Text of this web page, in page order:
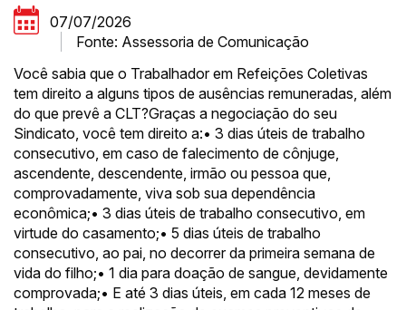
07/07/2026
Fonte: Assessoria de Comunicação
Você sabia que o Trabalhador em Refeições Coletivas
tem direito a alguns tipos de ausências remuneradas, além
do que prevê a CLT?Graças a negociação do seu
Sindicato, você tem direito a:• 3 dias úteis de trabalho
consecutivo, em caso de falecimento de cônjuge,
ascendente, descendente, irmão ou pessoa que,
comprovadamente, viva sob sua dependência
econômica;• 3 dias úteis de trabalho consecutivo, em
virtude do casamento;• 5 dias úteis de trabalho
consecutivo, ao pai, no decorrer da primeira semana de
vida do filho;• 1 dia para doação de sangue, devidamente
comprovada;• E até 3 dias úteis, em cada 12 meses de